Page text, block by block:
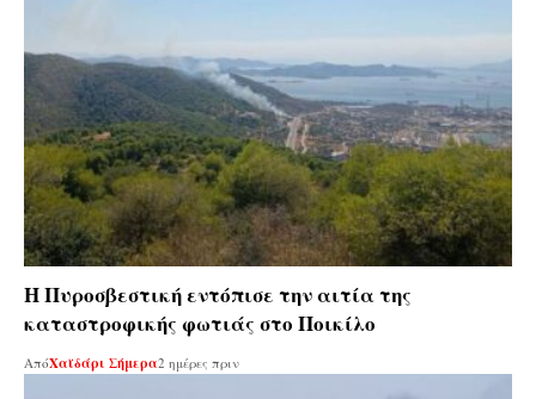
Η Πυροσβεστική εντόπισε την αιτία της
καταστροφικής φωτιάς στο Ποικίλο
ΑπόΧαϊδάρι Σήμερα2 ημέρες πριν